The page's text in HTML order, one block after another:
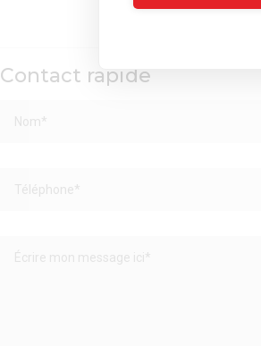
Contact rapide